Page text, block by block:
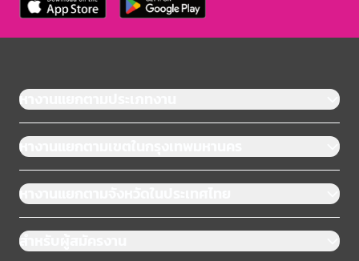
หางานแยกตามประเภทงาน
หางานแยกตามเขตในกรุงเทพมหานคร
หางานแยกตามจังหวัดในประเทศไทย
สำหรับผู้สมัครงาน